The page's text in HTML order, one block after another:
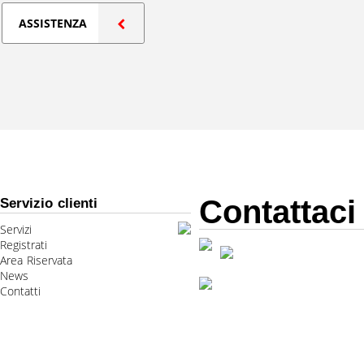
ASSISTENZA
Servizio clienti
Servizi
Registrati
Area Riservata
News
Contatti
Contattaci